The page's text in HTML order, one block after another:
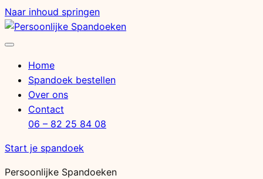
Naar inhoud springen
Menu
Home
Spandoek bestellen
Over ons
Contact
06 – 82 25 84 08
Start je spandoek
Persoonlijke Spandoeken